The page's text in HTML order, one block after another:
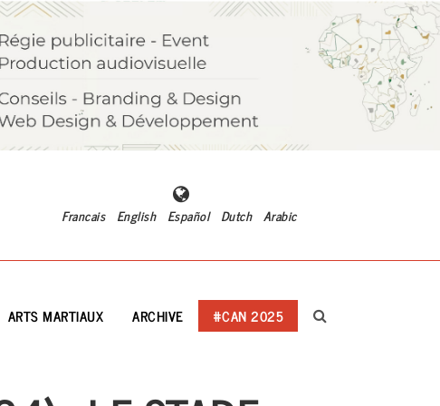
Francais English Español Dutch Arabic
ARTS MARTIAUX ARCHIVE #CAN 2025